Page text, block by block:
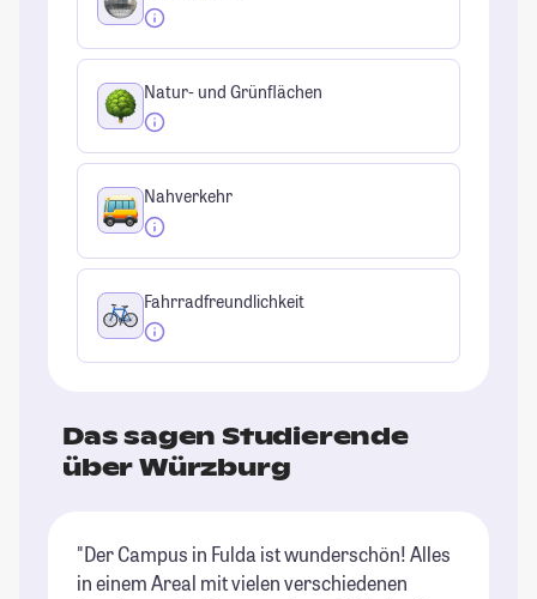
Natur- und Grünflächen
Nahverkehr
Fahrradfreundlichkeit
Das sagen Studierende
über Würzburg
"Der Campus in Fulda ist wunderschön! Alles
in einem Areal mit vielen verschiedenen